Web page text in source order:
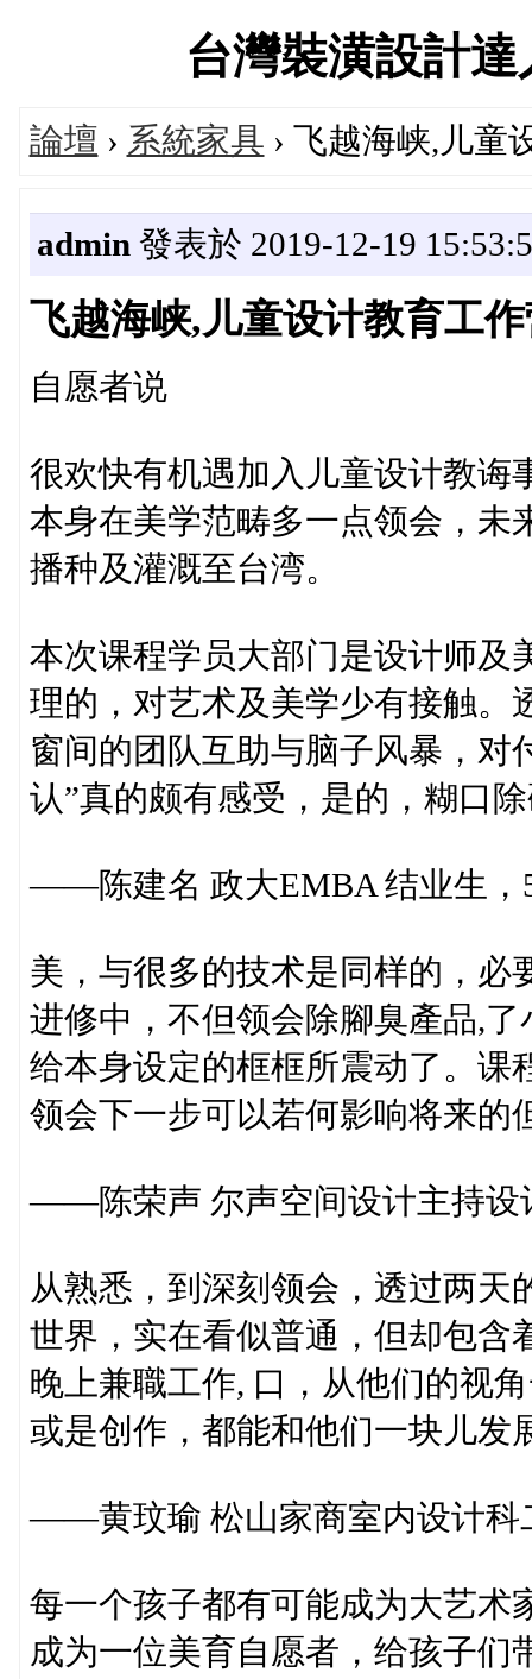
台灣裝潢設計
論壇 › 系統家具 › 飞越海峡,儿童
admin 發表於 2019-12-19
飞越海峡,儿童设计教育工
自愿者说
很欢快有机遇加入儿童设计教诲
本身在美学范畴多一点领会，未
播种及灌溉至台湾。
本次课程学员大部门是设计师及
理的，对艺术及美学少有接触。
窗间的团队互助与脑子风暴，对
认”真的颇有感受，是的，糊口
——陈建名 政大EMBA 结业生，
美，与很多的技术是同样的，必
进修中，不但领会除腳臭產品,
给本身设定的框框所震动了。课
领会下一步可以若何影响将来的
——陈荣声 尔声空间设计主持设
从熟悉，到深刻领会，透过两天
世界，实在看似普通，但却包含
晚上兼職工作, 口，从他们的视
或是创作，都能和他们一块儿发
——黄玟瑜 松山家商室内设计科
每一个孩子都有可能成为大艺术
成为一位美育自愿者，给孩子们